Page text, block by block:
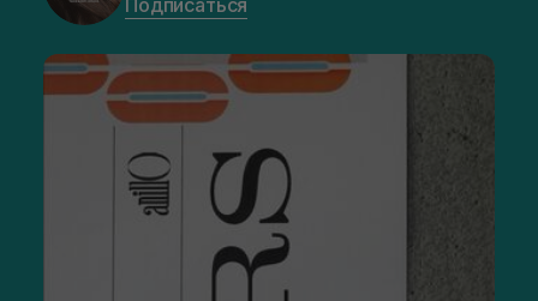
Подписаться